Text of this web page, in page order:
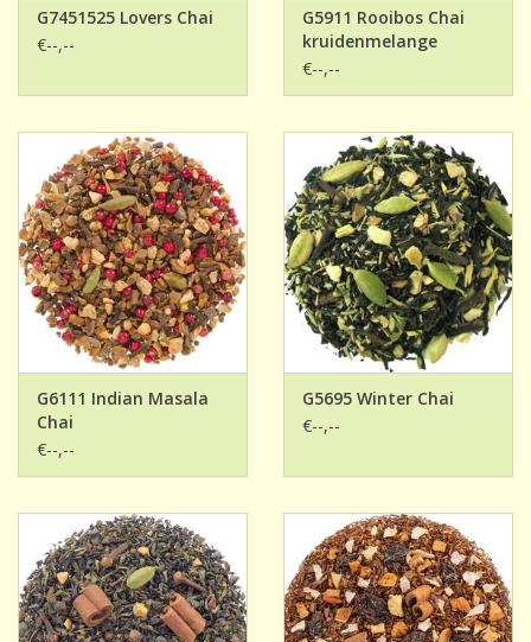
G7451525 Lovers Chai
€--,--
G5911 Rooibos Chai
kruidenmelange
€--,--
G6111 Indian Masala
Chai
€--,--
G5695 Winter Chai
€--,--